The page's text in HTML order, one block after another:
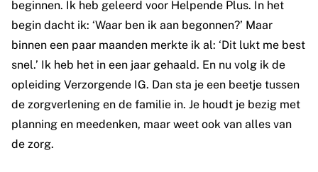
beginnen. Ik heb geleerd voor Helpende Plus. In het
begin dacht ik: ‘Waar ben ik aan begonnen?’ Maar
binnen een paar maanden merkte ik al: ‘Dit lukt me best
snel.’ Ik heb het in een jaar gehaald. En nu volg ik de
opleiding Verzorgende IG. Dan sta je een beetje tussen
de zorgverlening en de familie in. Je houdt je bezig met
planning en meedenken, maar weet ook van alles van
de zorg.